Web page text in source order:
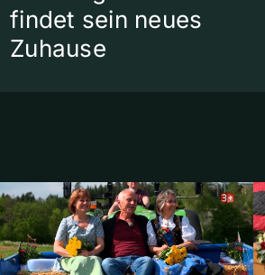
findet sein neues
Zuhause